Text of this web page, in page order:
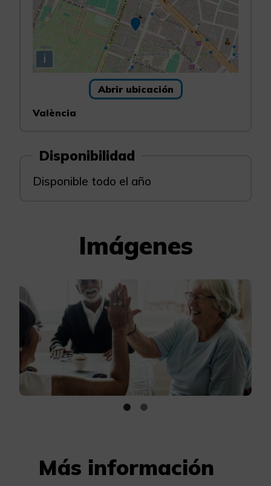
i
Abrir ubicación
València
Disponibilidad
Disponible todo el año
Imágenes
Más información